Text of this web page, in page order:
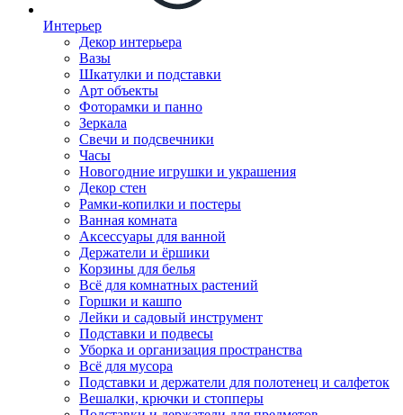
Интерьер
Декор интерьера
Вазы
Шкатулки и подставки
Арт объекты
Фоторамки и панно
Зеркала
Свечи и подсвечники
Часы
Новогодние игрушки и украшения
Декор стен
Рамки-копилки и постеры
Ванная комната
Аксессуары для ванной
Держатели и ёршики
Корзины для белья
Всё для комнатных растений
Горшки и кашпо
Лейки и садовый инструмент
Подставки и подвесы
Уборка и организация пространства
Всё для мусора
Подставки и держатели для полотенец и салфеток
Вешалки, крючки и стопперы